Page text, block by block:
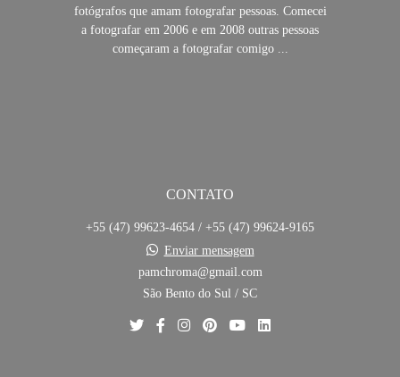
fotógrafos que amam fotografar pessoas. Comecei
a fotografar em 2006 e em 2008 outras pessoas
começaram a fotografar comigo ...
CONTATO
+55 (47) 99623-4654 / +55 (47) 99624-9165
Enviar mensagem
pamchroma@gmail.com
São Bento do Sul / SC